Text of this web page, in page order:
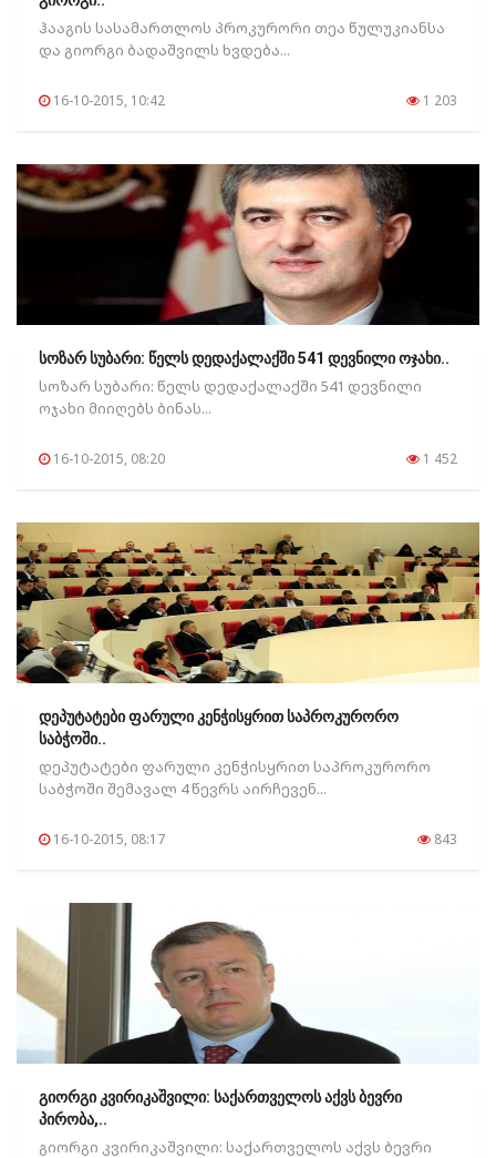
ჰააგის სასამართლოს პროკურორი თეა წულუკიანსა
და გიორგი ბადაშვილს ხვდება...
16-10-2015, 10:42 1 203
სოზარ სუბარი: წელს დედაქალაქში 541 დევნილი ოჯახი..
სოზარ სუბარი: წელს დედაქალაქში 541 დევნილი
ოჯახი მიიღებს ბინას...
16-10-2015, 08:20 1 452
დეპუტატები ფარული კენჭისყრით საპროკურორო
საბჭოში..
დეპუტატები ფარული კენჭისყრით საპროკურორო
საბჭოში შემავალ 4 წევრს აირჩევენ...
16-10-2015, 08:17 843
გიორგი კვირიკაშვილი: საქართველოს აქვს ბევრი
პირობა,..
გიორგი კვირიკაშვილი: საქართველოს აქვს ბევრი